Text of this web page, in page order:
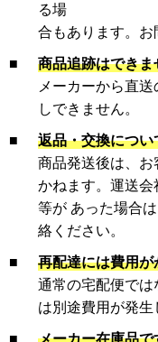
る場
合もあります。お
■
商品追跡はできま
メーカーから直
しできません。
■
返品・交換につい
商品発送後は、
かねます。運送
等が あった場合
絡ください。
■
再配達には費用が
通常の宅配便で
は別途費用が発生